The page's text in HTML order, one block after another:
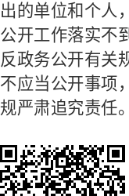
出的单位和个人
公开工作落实不
反政务公开有关
不应当公开事项
规严肃追究责任。